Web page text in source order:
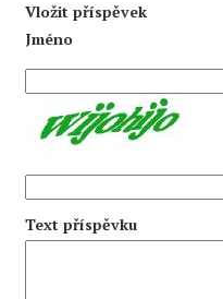
Vložit příspěvek
Jméno
Text příspěvku